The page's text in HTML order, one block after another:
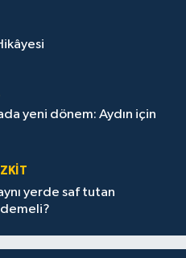
yeni dönem: Aydın için
yerde saf tutan